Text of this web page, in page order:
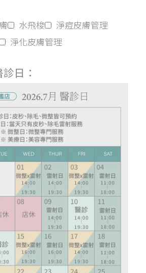
水飛梭
淨痘皮膚管理
淨化皮膚管理
日：